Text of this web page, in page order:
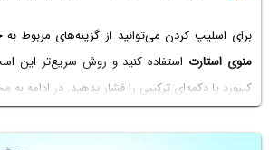
برای اسلیپ کردن می‌توانید از گزینه‌های مربوط به
منوی استارت استفاده کنید و روش سریع‌تر این
کیبورد یا دکمه‌ای ترکیبی را فشار بدهید. در ادامه به